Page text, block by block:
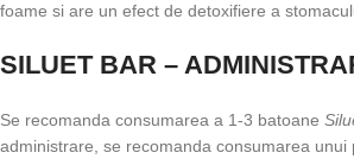
foame si are un efect de detoxifiere a
SILUET BAR –
Se recomanda consumarea a 1-3 batoane
administrare, se recomanda consumarea unui